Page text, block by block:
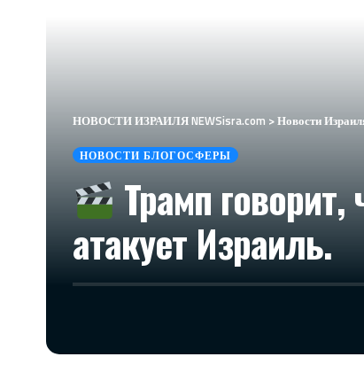
НОВОСТИ ИЗРАИЛЯ NEWSisra.com >Новости
НОВОСТИ БЛОГОСФЕРЫ
Трамп
атакует Израиль.